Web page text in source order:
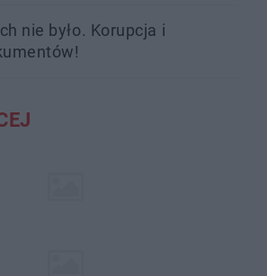
nie było. Korupcja i